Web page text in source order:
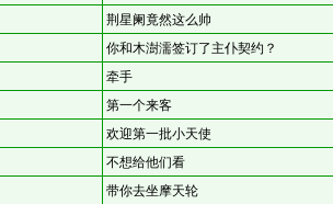
荆星阑竟然这么帅
你和木澍濡签订了主仆契约？
牵手
第一个来客
欢迎第一批小天使
不想给他们看
带你去坐摩天轮